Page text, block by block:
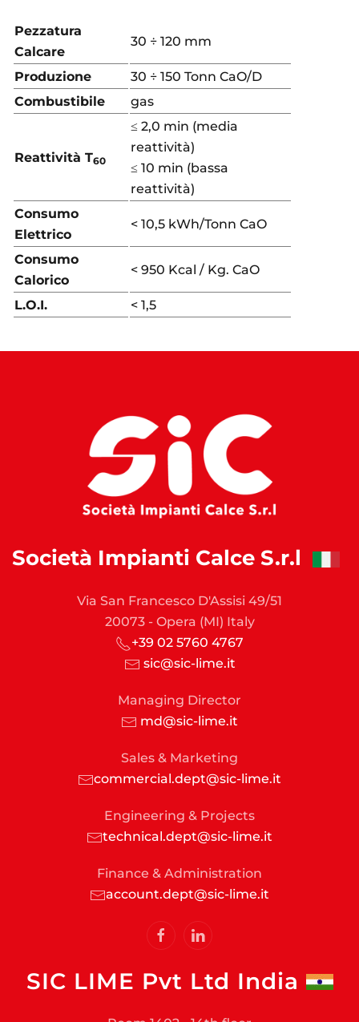
Pezzatura
Calcare
30 ÷ 120 mm
Produzione
30 ÷ 150 Tonn CaO/D
Combustibile
gas
Reattività T60
≤ 2,0 min (media
reattività)
≤ 10 min (bassa
reattività)
Consumo
Elettrico
< 10,5 kWh/Tonn CaO
Consumo
Calorico
< 950 Kcal / Kg. CaO
L.O.I. < 1,5
Società Impianti Calce S.r.l
Via San Francesco D'Assisi 49/51
20073 - Opera (MI) Italy
+39 02 5760 4767
sic@sic-lime.it
Managing Director
md@sic-lime.it
Sales & Marketing
commercial.dept@sic-lime.it
Engineering & Projects
technical.dept@sic-lime.it
Finance & Administration
account.dept@sic-lime.it
SIC LIME Pvt Ltd India